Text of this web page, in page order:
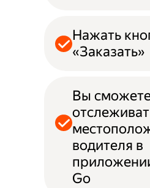
Нажать
«Заказать»
Вы
водителя в
Go